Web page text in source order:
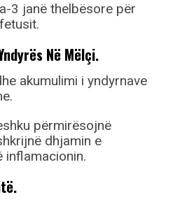
3 janë thelbësore për
Në Mëlçi.
akumulimi i yndyrnave
përmirësojnë
dhjamin e
inflamacionin.